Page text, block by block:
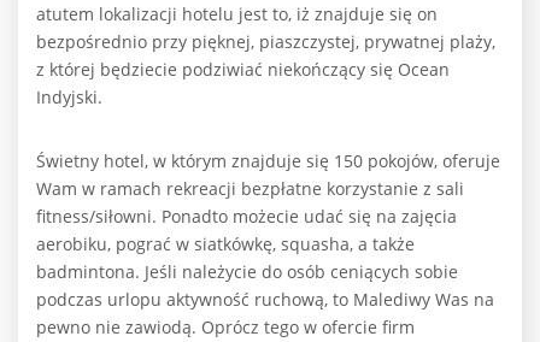
atutem lokalizacji hotelu jest to, iż znajduje się on
bezpośrednio przy pięknej, piaszczystej, prywatnej plaży,
z której będziecie podziwiać niekończący się Ocean
Indyjski.
Świetny hotel, w którym znajduje się 150 pokojów, oferuje
Wam w ramach rekreacji bezpłatne korzystanie z sali
fitness/siłowni. Ponadto możecie udać się na zajęcia
aerobiku, pograć w siatkówkę, squasha, a także
badmintona. Jeśli należycie do osób ceniących sobie
podczas urlopu aktywność ruchową, to Malediwy Was na
pewno nie zawiodą. Oprócz tego w ofercie firm